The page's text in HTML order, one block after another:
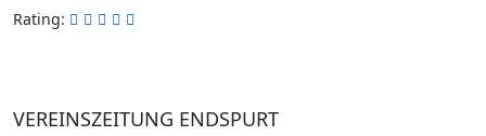
Rating:
VEREINSZEITUNG ENDSPURT